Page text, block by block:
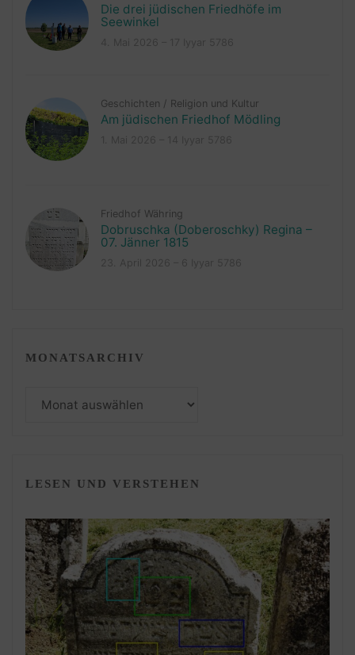
Die drei jüdischen Friedhöfe im
Seewinkel
Geschichten / Religion und Kultur
Am jüdischen Friedhof Mödling
Friedhof Währing
Dobruschka (Doberoschky) Regina –
07. Jänner 1815
MONATSARCHIV
LESEN UND VERSTEHEN